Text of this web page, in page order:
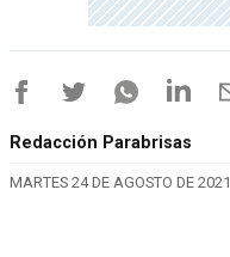
Redacción Parabrisas
MARTES 24 DE AGOSTO DE 2021